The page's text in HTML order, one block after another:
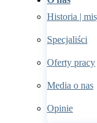
Historia |
Specjaliści
Oferty pracy
Media o nas
Opinie